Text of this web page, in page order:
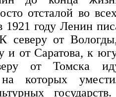
отсталой во
1921 году Ленин
северу от
и от Саратова, к
от Томска
на которых